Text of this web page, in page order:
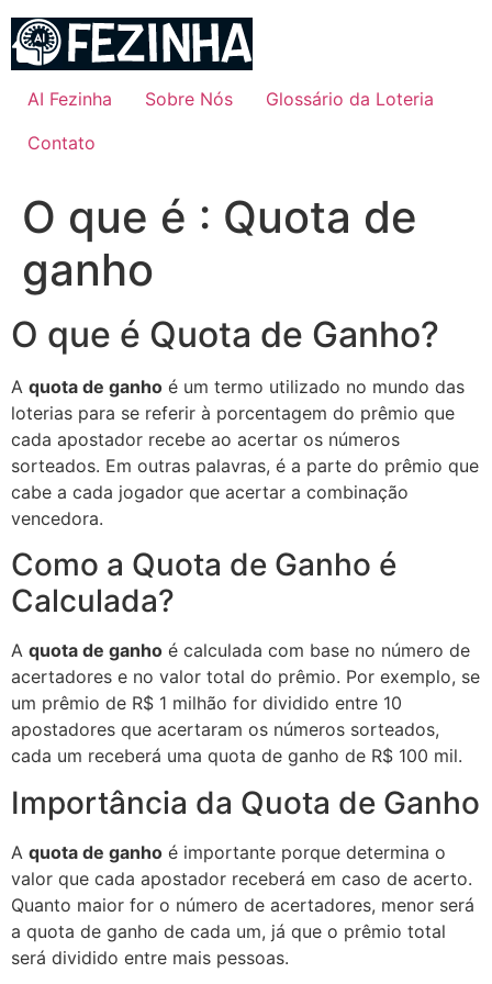
para
conteúdo
AI Fezinha Sobre Nós
Glossário da Loteria
Contato
O que é : Quota de
ganho
O que é Quota de Ganho?
A quota de ganho é um termo utilizado no mundo das
loterias para se referir à porcentagem do prêmio que
cada apostador recebe ao acertar os números
sorteados. Em outras palavras, é a parte do prêmio que
cabe a cada jogador que acertar a combinação
vencedora.
Como a Quota de Ganho é
Calculada?
A quota de ganho é calculada com base no número de
acertadores e no valor total do prêmio. Por exemplo, se
um prêmio de R$ 1 milhão for dividido entre 10
apostadores que acertaram os números sorteados,
cada um receberá uma quota de ganho de R$ 100 mil.
Importância da Quota de Ganho
A quota de ganho é importante porque determina o
valor que cada apostador receberá em caso de acerto.
Quanto maior for o número de acertadores, menor será
a quota de ganho de cada um, já que o prêmio total
será dividido entre mais pessoas.